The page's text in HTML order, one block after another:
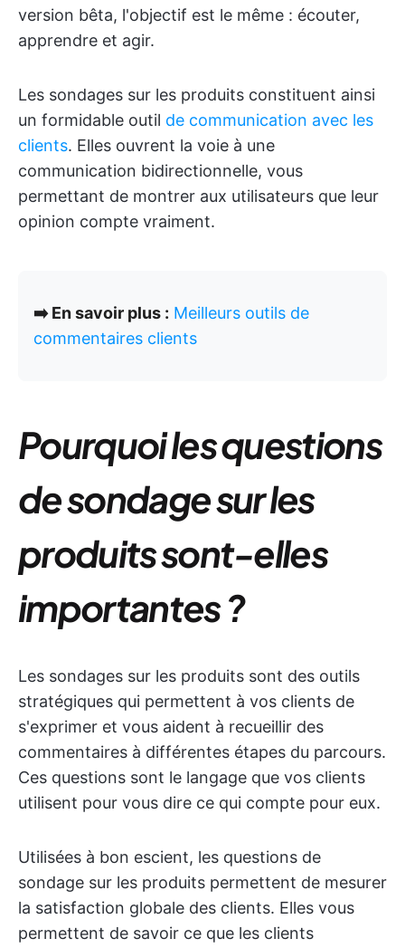
version bêta, l'objectif est le même : écouter,
apprendre et agir.
Les sondages sur les produits constituent ainsi
un formidable outil de communication avec les
clients. Elles ouvrent la voie à une
communication bidirectionnelle, vous
permettant de montrer aux utilisateurs que leur
opinion compte vraiment.
➡️ En savoir plus : Meilleurs outils de
commentaires clients
Pourquoi les questions
de sondage sur les
produits sont-elles
importantes ?
Les sondages sur les produits sont des outils
stratégiques qui permettent à vos clients de
s'exprimer et vous aident à recueillir des
commentaires à différentes étapes du parcours.
Ces questions sont le langage que vos clients
utilisent pour vous dire ce qui compte pour eux.
Utilisées à bon escient, les questions de
sondage sur les produits permettent de mesurer
la satisfaction globale des clients. Elles vous
permettent de savoir ce que les clients